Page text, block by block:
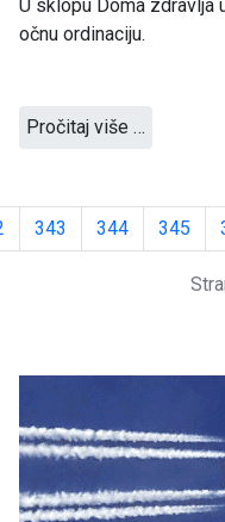
U sklopu Doma zdravlja
očnu ordinaciju.
Pročitaj više …
343 344 345